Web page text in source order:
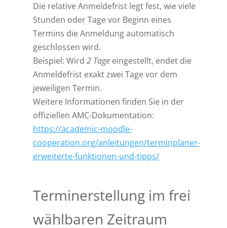
Die relative Anmeldefrist legt fest, wie viele
Stunden oder Tage vor Beginn eines
Termins die Anmeldung automatisch
geschlossen wird.
Beispiel: Wird 2 Tageeingestellt, endet die
Anmeldefrist exakt zwei Tage vor dem
jeweiligen Termin.
Weitere Informationen finden Sie in der
offiziellen AMC‑Dokumentation:
https://academic-moodle-
cooperation.org/anleitungen/terminplaner-
erweiterte-funktionen-und-tipps/
Terminerstellung im frei
wählbaren Zeitraum